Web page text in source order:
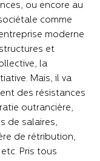
ou encore au
comme
moderne
et
la
Mais, il va
des résistances
outrancière,
de salaires,
de rétribution,
Pris tous